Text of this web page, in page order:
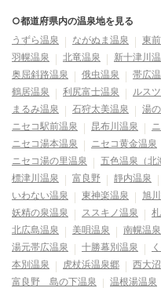
○都道府県内の温泉地を見る
うずら温泉
ながぬま温泉 東
羽幌温泉
北竜温泉 新十津川
奥屈斜路温泉
俄虫温泉 帯広
鶴居温泉
利尻富士温泉 ルス
まるみ温泉
石狩太美温泉 湯
ニセコ駅前温泉
昆布川温泉
ニセコ湯本温泉
ニセコ黄金温泉
ニセコ湯の里温泉
五色温泉（北
標津川温泉
富良野 靜内温泉
いわない温泉
東神楽温泉 旭
妖精の泉温泉
ススキノ温泉
北広島温泉
美唄温泉 南幌温泉
湯元帯広温泉
十勝幕別温泉
本別温泉
虎杖浜温泉郷 西大
富良野 島の下温泉
温根湯温泉